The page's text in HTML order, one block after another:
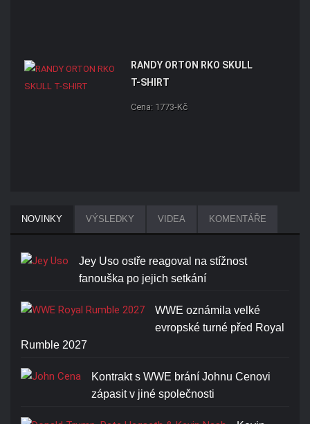
RANDY ORTON RKO SKULL
T-SHIRT
Cena: 1773-Kč
NOVINKY VÝSLEDKY VIDEA KOMENTÁŘE
Jey Uso ostře reagoval na stížnost
fanouška po jejich setkání
WWE oznámila velké
evropské turné před Royal
Rumble 2027
Kontrakt s WWE brání Johnu Cenovi
zápasit v jiné společnosti